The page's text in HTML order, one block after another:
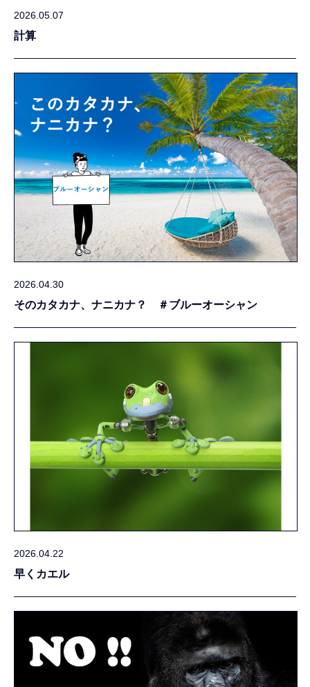
2026.05.07
計算
2026.04.30
そのカタカナ、ナニカナ？ ＃ブルーオーシャン
2026.04.22
早くカエル